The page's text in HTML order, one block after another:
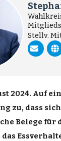
Stellv.
2024. Auf
zu, dass
Belege für
das